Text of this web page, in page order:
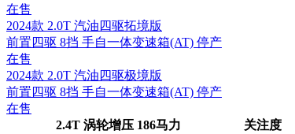
在售
2024款 2.0T 汽油四驱拓境版
前置四驱 8挡 手自一体变速箱(AT) 停产
在售
2024款 2.0T 汽油四驱极境版
前置四驱 8挡 手自一体变速箱(AT) 停产
在售
2.4T 涡轮增压 186马力 关注度